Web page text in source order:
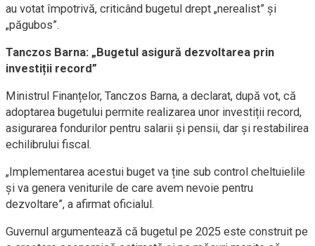
au votat împotrivă, criticând bugetul drept „nerealist” și
„păgubos”.
Tanczos Barna: „Bugetul asigură dezvoltarea prin
investiții record”
Ministrul Finanțelor, Tanczos Barna, a declarat, după vot, că
adoptarea bugetului permite realizarea unor investiții record,
asigurarea fondurilor pentru salarii și pensii, dar și restabilirea
echilibrului fiscal.
„Implementarea acestui buget va ține sub control cheltuielile
și va genera veniturile de care avem nevoie pentru
dezvoltare”, a afirmat oficialul.
Guvernul argumentează că bugetul pe 2025 este construit pe